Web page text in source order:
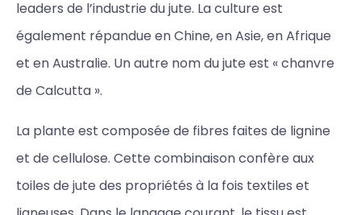
leaders de l’industrie du jute. La culture est
également répandue en Chine, en Asie, en Afrique
et en Australie. Un autre nom du jute est « chanvre
de Calcutta ».
La plante est composée de fibres faites de lignine
et de cellulose. Cette combinaison confère aux
toiles de jute des propriétés à la fois textiles et